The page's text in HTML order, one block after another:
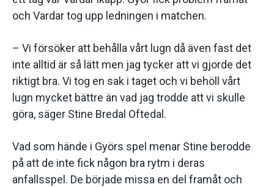
och Vardar tog upp ledningen i matchen.
– Vi försöker att behålla vårt lugn då även fast det
inte alltid är så lätt men jag tycker att vi gjorde det
riktigt bra. Vi tog en sak i taget och vi behöll vårt
lugn mycket bättre än vad jag trodde att vi skulle
göra, säger Stine Bredal Oftedal.
Vad som hände i Györs spel menar Stine berodde
på att de inte fick någon bra rytm i deras
anfallsspel. De började missa en del framåt och